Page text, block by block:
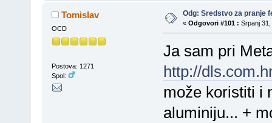
Tomislav
OCD
Postova: 1271
Spol:
Odg: Sredstvo za pranje
« Odgovori #101 : Srpanj
Ja sam pri
http://
može koristiti i
aluminiju... +